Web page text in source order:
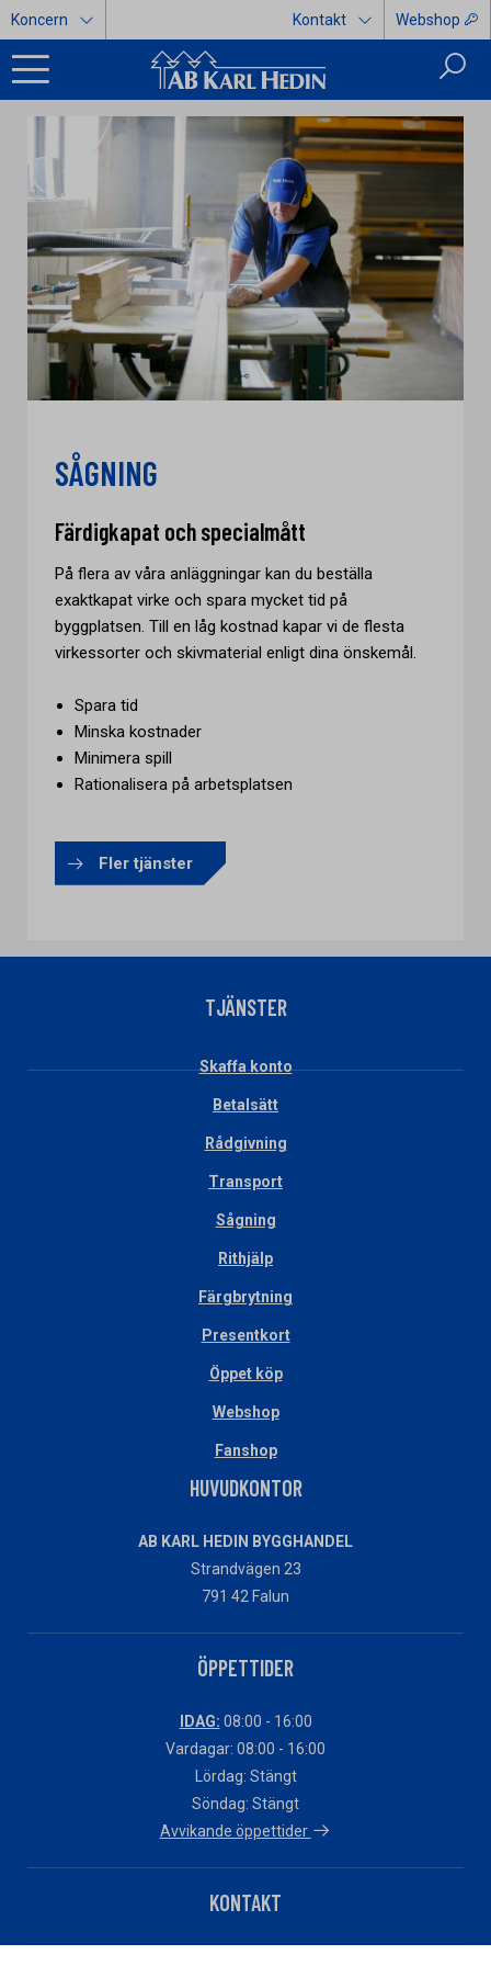
Koncern Kontakt Webshop
SÅGNING
Färdigkapat och specialmått
På flera av våra anläggningar kan du beställa
exaktkapat virke och spara mycket tid på
byggplatsen. Till en låg kostnad kapar vi de flesta
virkessorter och skivmaterial enligt dina önskemål.
Spara tid
Minska kostnader
Minimera spill
Rationalisera på arbetsplatsen
Fler tjänster
TJÄNSTER
Skaffa konto
Betalsätt
Rådgivning
Transport
Sågning
Rithjälp
Färgbrytning
Presentkort
Öppet köp
Webshop
Fanshop
HUVUDKONTOR
AB KARL HEDIN BYGGHANDEL
Strandvägen 23
791 42 Falun
ÖPPETTIDER
IDAG: 08:00 - 16:00
Vardagar: 08:00 - 16:00
Lördag: Stängt
Söndag: Stängt
Avvikande öppettider
KONTAKT